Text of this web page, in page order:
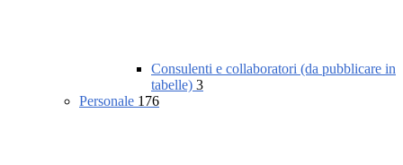
Consulenti e collaboratori (da pubblicare in
tabelle) 3
Personale 176